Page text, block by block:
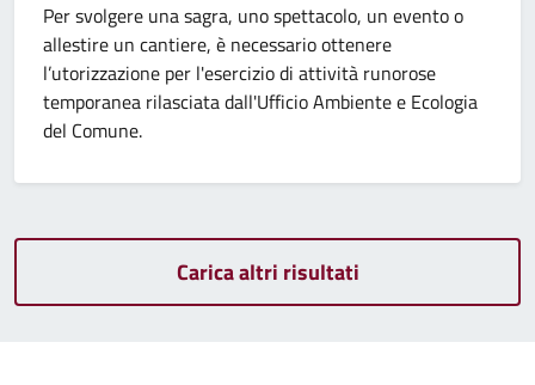
Per svolgere una sagra, uno spettacolo, un evento o
allestire un cantiere, è necessario ottenere
l’utorizzazione per l'esercizio di attività runorose
temporanea rilasciata dall'Ufficio Ambiente e Ecologia
del Comune.
Carica altri risultati